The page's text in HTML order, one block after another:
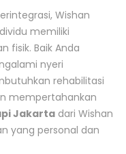
Wishan
memiliki
fisik. Baik Anda
nyeri
rehabilitasi
mempertahankan
Jakarta dari Wishan
yang personal dan